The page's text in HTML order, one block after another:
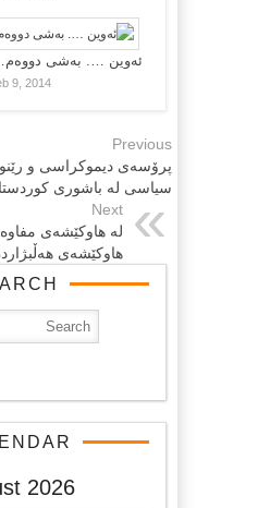
ئەوین …. بەشی
9, 2014
Previous
پرۆسه‌ی دیموكراسی و
سیاسی له‌ باشوری
Next
له‌ هاوكێشه‌ی
هاوكێشه‌ی
2026